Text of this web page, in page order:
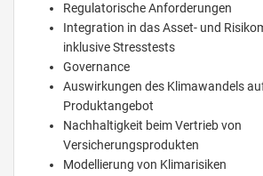
Regulatorische Anforderungen
Integration in das Asset- und
inklusive Stresstests
Governance
Auswirkungen des Klimawandels
Produktangebot
Nachhaltigkeit beim Vertrieb von
Versicherungsprodukten
Modellierung von Klimarisiken